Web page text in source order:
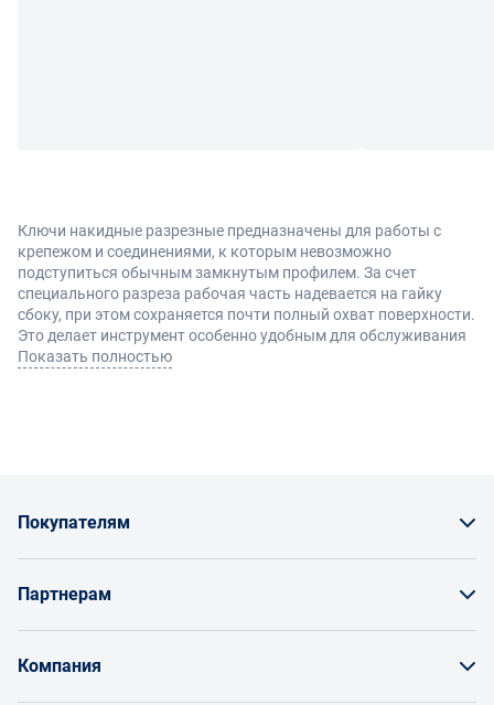
Ключи накидные разрезные предназначены для работы с
крепежом и соединениями, к которым невозможно
подступиться обычным замкнутым профилем. За счет
специального разреза рабочая часть надевается на гайку
сбоку, при этом сохраняется почти полный охват поверхности.
Это делает инструмент особенно удобным для обслуживания
трубопроводных соединений, тормозных систем, гидравлики и
классического накидного исполнения: инструмент можно
надежнее, чем открытый зев.
Основные преимущества:
удобство работы с трубками и шлангами
возможность обслуживания труднодоступных
Показать полностью
Покупателям
Партнерам
Компания